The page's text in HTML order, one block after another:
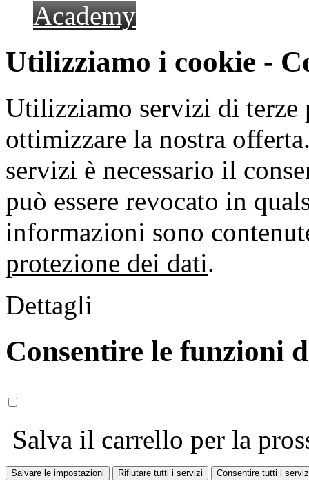
Academy
Utilizziamo i cookie -
Utilizziamo servizi di terze
ottimizzare la nostra
servizi è necessario il
può essere revocato in
informazioni sono
protezione dei dati.
Dettagli
Consentire le funzioni
Salva il carrello per la
Salvare le impostazioni Rifiutare tutti i servizi Consentire tutti i